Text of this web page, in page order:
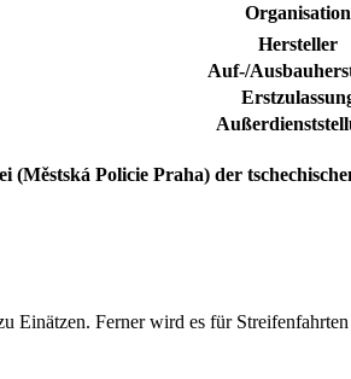
Organisation
Hersteller
Auf-/
Policie Praha) der
Einätzen. Ferner wird es für